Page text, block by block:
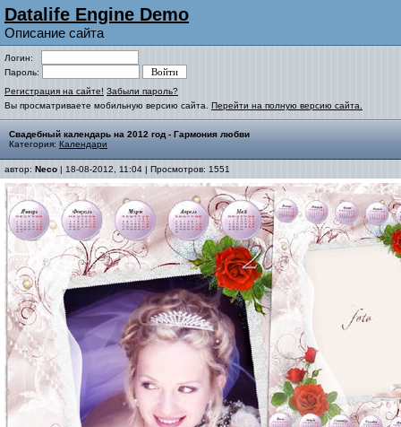
Datalife Engine Demo
Описание сайта
Логин:
Пароль:
Регистрация на сайте! Забыли пароль?
Вы просматриваете мобильную версию сайта. Перейти на полную версию сайта.
Свадебный календарь на 2012 год - Гармония любви
Категория: Календари
автор: Neco | 18-08-2012, 11:04 | Просмотров: 1551